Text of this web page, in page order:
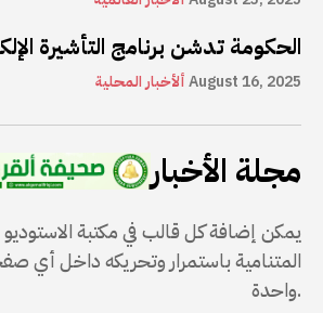
الحكومة تدشن برنامج التأشيرة
ألأخبار المحليةAugust 16, 2025
مجلة الأخبار
يمكن إضافة كل قالب في مكتبة الاستوديو
المتنامية باستمرار وتحريكه داخل أي
واحدة.